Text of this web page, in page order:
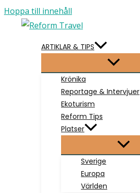
Hoppa till innehåll
ARTIKLAR & TIPS
Krönika
Reportage & Intervjuer
Ekoturism
Reform Tips
Platser
Sverige
Europa
Världen